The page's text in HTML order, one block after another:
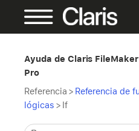
Ayuda de Claris FileMaker
Pro
Referencia > Referencia de
lógicas > If